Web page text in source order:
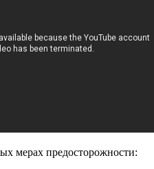
мерах предосторожности: